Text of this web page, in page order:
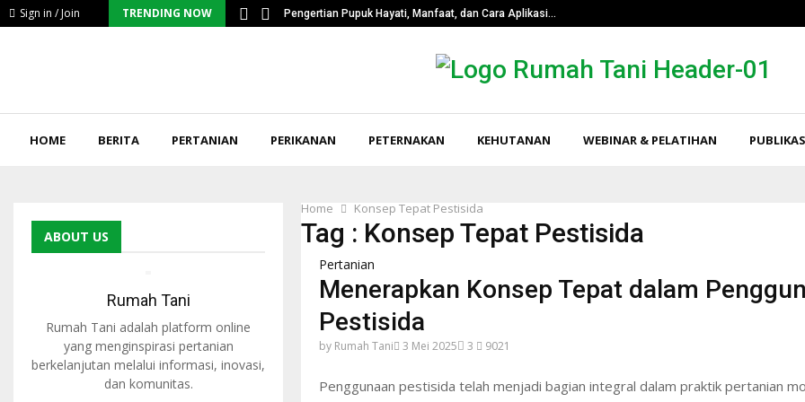
Sign in / Join TRENDING NOW
Serius Petani… Pengertian Pupuk Hayati, Manfaat, dan Cara Aplikasi…
HOME BERITA PERTANIAN PERIKANAN PETERNAKAN KEHUTANAN WEBINAR & PELATIHAN
Home Konsep Tepat Pestisida
Tag : Konsep Tepat Pestisida
Pertanian
Menerapkan Konsep Tepat dalam
Pestisida
by Rumah Tani 3 Mei 2025 3 9021
Penggunaan pestisida telah menjadi bagian integral dalam praktik pertanian
ABOUT US
Rumah Tani
Rumah Tani adalah platform online
yang menginspirasi pertanian
berkelanjutan melalui informasi, inovasi,
dan komunitas.